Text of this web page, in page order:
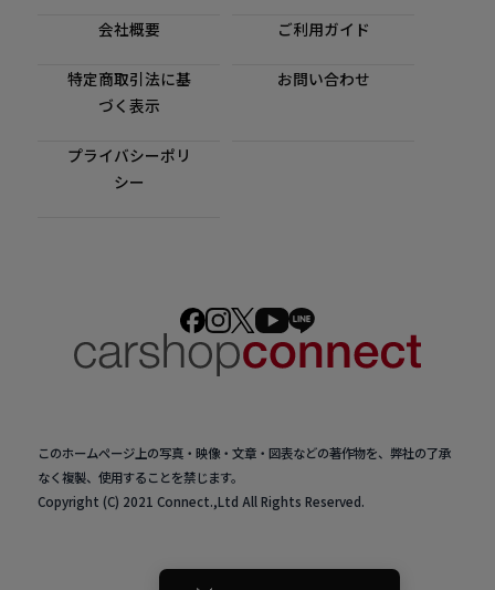
会社概要 ご利用ガイド
特定商取引法に基
づく表示
お問い合わせ
プライバシーポリ
シー
このホームページ上の写真・映像・文章・図表などの著作物を、弊社の了承
なく複製、使用することを禁じます。
Copyright (C) 2021 Connect.,Ltd All Rights Reserved.